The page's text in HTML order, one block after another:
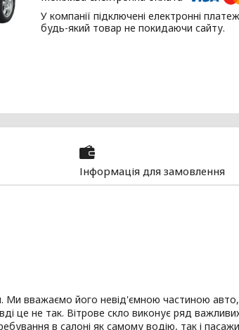
У компанії підключені електронні
будь-який товар не покидаючи сайту.
Інформація для замовлення
Ми вважаємо його невід'ємною частиною
це не так. Вітрове скло виконує ряд
в салоні як самому водію, так і